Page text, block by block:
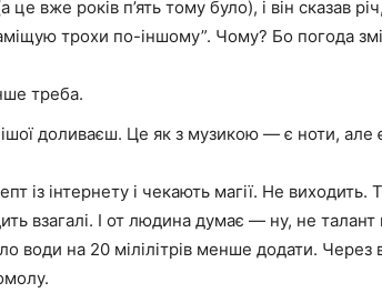
вже років п’ять тому було), і він сказав
трохи по-іншому”. Чому? Бо погода
треба.
доливаєш. Це як з музикою — є ноти, але є
із інтернету і чекають магії. Не виходить.
взагалі. І от людина думає — ну, не талант
води на 20 мілілітрів менше додати. Через